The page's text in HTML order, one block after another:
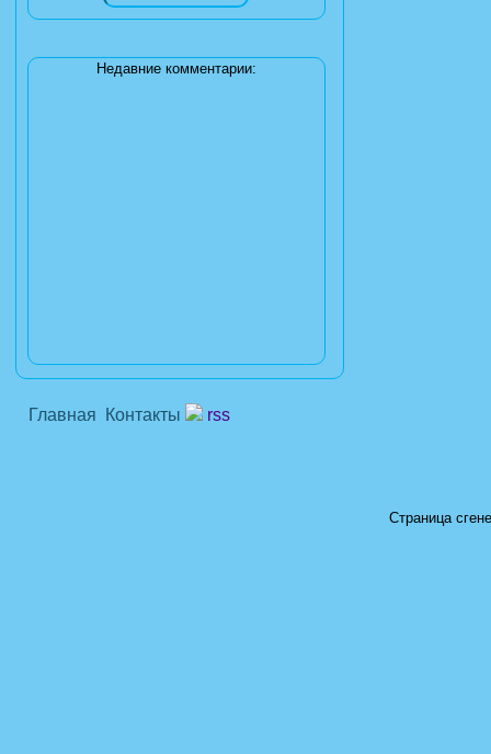
Недавние комментарии:
Главная Контакты rss
Страница